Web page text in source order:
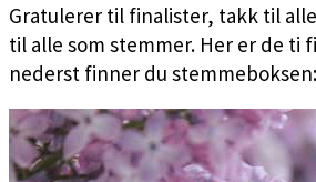
Gratulerer til finalister, takk til
til alle som stemmer. Her er de ti
nederst finner du stemmeboksen: